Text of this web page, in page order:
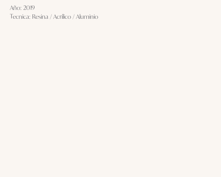
Año: 2019
Tecnica: Resina / Acrílico / Aluminio